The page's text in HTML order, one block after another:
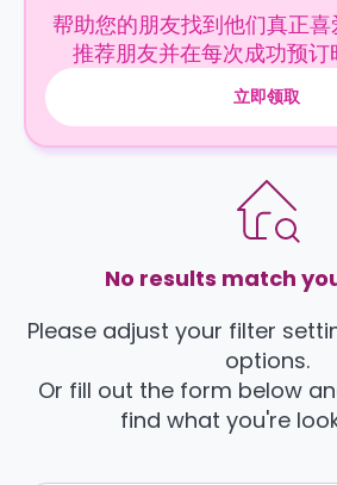
帮助您的朋友找到他们真正喜
推荐朋友并在每次成功预订
立即领取
No results match
Please adjust your filter
options.
Or fill out the form below
find what you're